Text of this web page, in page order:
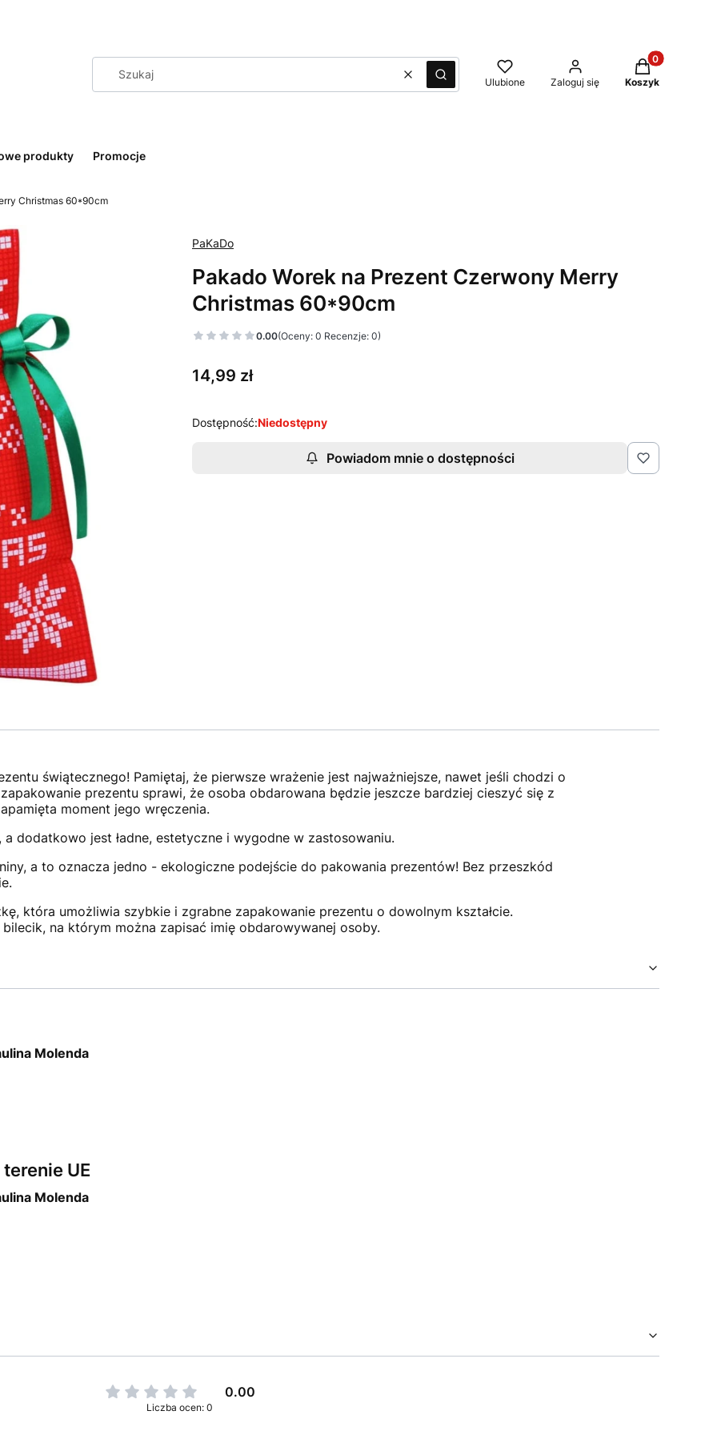
WyczyśćSzukaj Ulubione Zaloguj się
Produkty w
Koszyk
produkty Promocje
Christmas 60*90cm
PaKaDo
Pakado Worek na Prezent Czerwony Merry
Christmas 60*90cm
0.00(Oceny: 0 Recenzje: 0)
Cena
14,99 zł
Dostępność:Niedostępny
Powiadom mnie o dostępności
świątecznego! Pamiętaj, że pierwsze wrażenie jest najważniejsze, nawet jeśli chodzi o
prezentu sprawi, że osoba obdarowana będzie jeszcze bardziej cieszyć się z
moment jego wręczenia.
a dodatkowo jest ładne, estetyczne i wygodne w zastosowaniu.
a to oznacza jedno - ekologiczne podejście do pakowania prezentów! Bez przeszkód
która umożliwia szybkie i zgrabne zapakowanie prezentu o dowolnym kształcie.
na którym można zapisać imię obdarowywanej osoby.
Molenda
UE
Molenda
0.00
Liczba ocen: 0